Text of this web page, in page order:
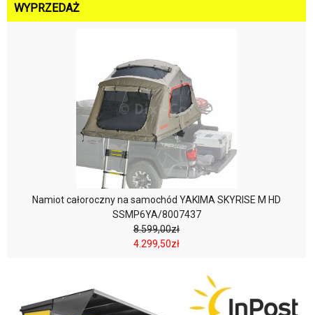
WYPRZEDAŻ
Namiot całoroczny na samochód YAKIMA SKYRISE M HD
SSMP6YA/8007437
8.599,00zł
4.299,50zł